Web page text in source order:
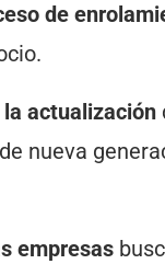
de
la actualización
nueva
empresas